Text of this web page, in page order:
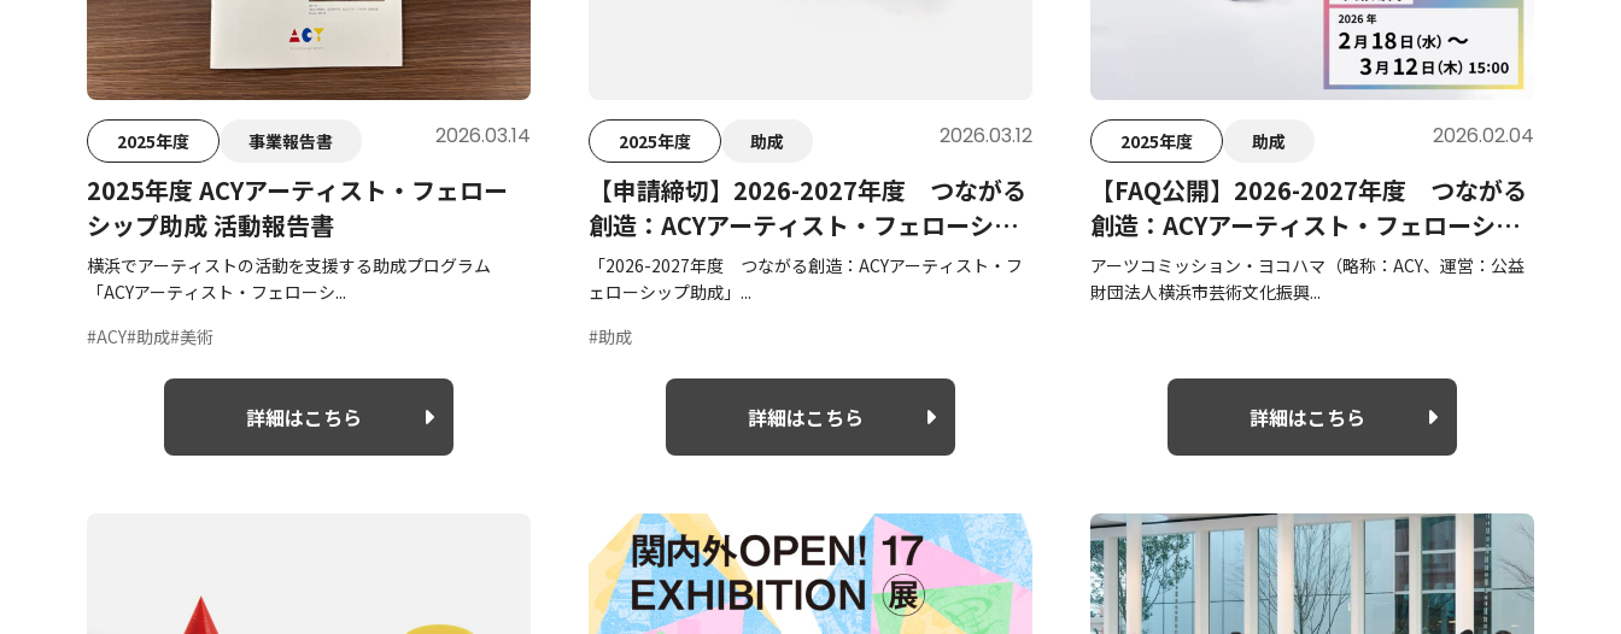
2025年度 事業報告書 2026.03.14
2025年度 ACYアーティスト・フェロー
シップ助成 活動報告書
横浜でアーティストの活動を支援する助成プログラム
「ACYアーティスト・フェローシ...
#ACY#助成#美術
詳細はこちら
2025年度 助成 2026.03.12
【申請締切】2026-2027年度 つながる
創造：ACYアーティスト・フェローシッ
プ助成
「2026-2027年度 つながる創造：ACYアーティスト・フ
ェローシップ助成」...
#助成
詳細はこちら
2025年度 助成 2026.02.04
【FAQ公開】2026-2027年度 つながる
創造：ACYアーティスト・フェローシッ
プ助成
アーツコミッション・ヨコハマ（略称：ACY、運営：公益
財団法人横浜市芸術文化振興...
詳細はこちら